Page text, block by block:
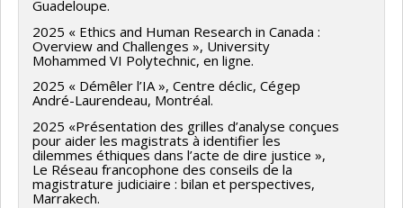
Guadeloupe.
2025 « Ethics and Human Research in Canada :
Overview and Challenges », University
Mohammed VI Polytechnic, en ligne.
2025 « Démêler l’IA », Centre déclic, Cégep
André-Laurendeau, Montréal.
2025 «Présentation des grilles d’analyse conçues
pour aider les magistrats à identifier les
dilemmes éthiques dans l’acte de dire justice »,
Le Réseau francophone des conseils de la
magistrature judiciaire : bilan et perspectives,
Marrakech.